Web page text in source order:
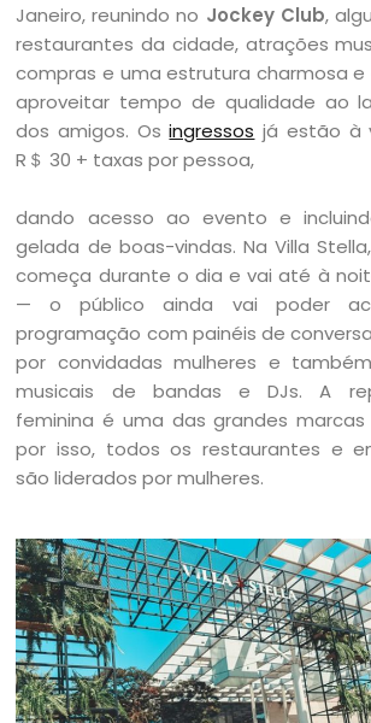
Janeiro, reunindo no Jockey Club,
restaurantes da cidade, atrações
compras e uma estrutura charmosa
aproveitar tempo de qualidade ao
dos amigos. Osingressos já estão à
R＄ 30 + taxas por pessoa,
dando acesso ao evento e
gelada de boas-vindas. Na Villa
começa durante o dia e vai até à
— o público ainda vai poder
programação com painéis de
por convidadas mulheres e
musicais de bandas e DJs. A
feminina é uma das grandes
por isso, todos os restaurantes e
são liderados por mulheres.